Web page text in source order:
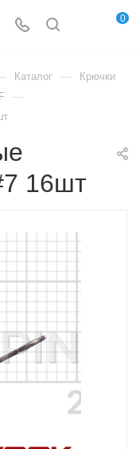
0
Каталог — Крючки
—
16шт